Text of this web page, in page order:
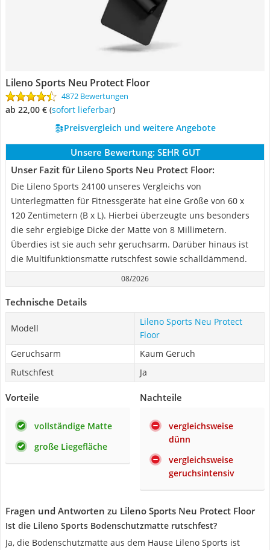
Lileno Sports Neu Protect Floor
4872 Bewertungen
ab 22,00 € ( Sofort lieferbar)
Preisvergleich und weitere Angebote
Unsere Bewertung: SEHR GUT
Unser Fazit für Lileno Sports Neu Protect Floor:
Die Lileno Sports 24100 unseres Vergleichs von
Unterlegmatten für Fitnessgeräte hat eine Größe von 60 x
120 Zentimetern (B x L). Hierbei überzeugte uns besonders
die sehr ergiebige Dicke der Matte von 8 Millimetern.
Überdies ist sie auch sehr geruchsarm. Darüber hinaus ist
die Multifunktionsmatte rutschfest sowie schalldämmend.
08/2026
Technische Details
Modell
Lileno Sports Neu Protect
Floor
Geruchsarm
Kaum Geruch
Rutschfest
Ja
Vorteile
vollständige Matte
große Liegefläche
Nachteile
vergleichsweise
dünn
vergleichsweise
geruchsintensiv
Fragen und Antworten zu Lileno Sports Neu Protect Floor
Ist die Lileno Sports Bodenschutzmatte rutschfest?
Ja, die Bodenschutzmatte aus dem Hause Lileno Sports ist